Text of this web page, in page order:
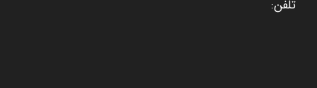
تلفن: